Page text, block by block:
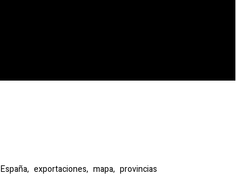
España, exportaciones, mapa, provincias